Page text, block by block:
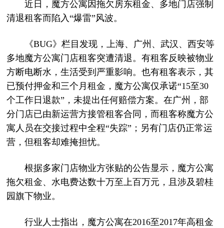
近日，魔方公寓因拖欠房东租金、多地门店强制
清退租客而陷入“爆雷”风波。
《BUG》栏目发现，上海、广州、武汉、西安等
多地魔方公寓门店租客突遭清退。有租客反映被物业
方断电断水，生活受到严重影响。也有租客表示，其
已预付押金和三个月租金，魔方公寓仅承诺“15至30
个工作日退款”，未提出任何赔偿方案。在广州，部
分门店已由新运营方接管租客合同，而租客称魔方公
寓人员在交接过程中全程“失踪”；另有门店仍正常运
营，但租客却难掩担忧。
根据多家门店物业方张贴的公告显示，魔方公寓
拖欠租金、水电费达数十万至上百万元，且涉及碧桂
园旗下物业。
行业人士指出，魔方公寓在2016至2017年高租金